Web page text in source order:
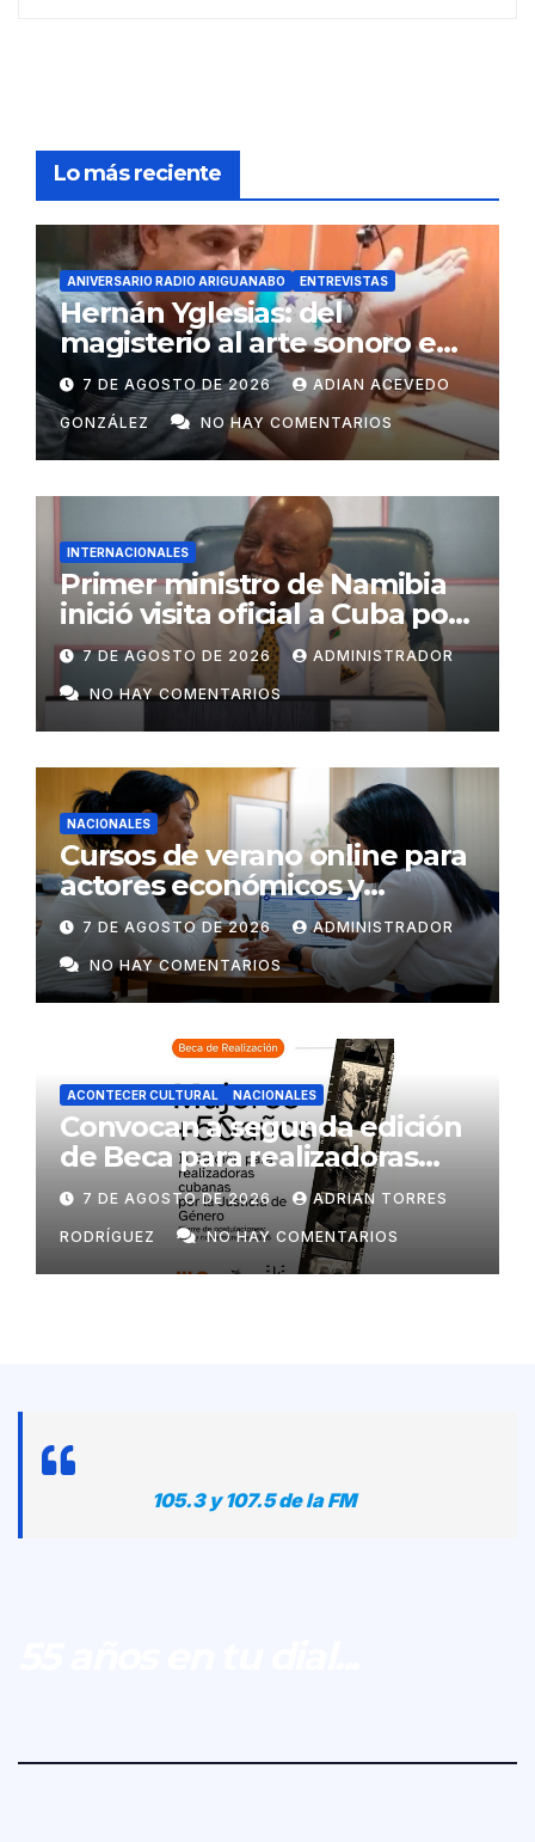
Lo más reciente
ANIVERSARIO RADIO ARIGUANABO ENTREVISTAS
Hernán Yglesias: del
magisterio al arte sonoro en
Radio Ariguanabo
7 DE AGOSTO DE 2026 ADIAN ACEVEDO
GONZÁLEZ NO HAY COMENTARIOS
INTERNACIONALES
Primer ministro de Namibia
inició visita oficial a Cuba por
invitación de Manuel Marrero
7 DE AGOSTO DE 2026 ADMINISTRADOR
NO HAY COMENTARIOS
NACIONALES
Cursos de verano online para
actores económicos y
estatales
7 DE AGOSTO DE 2026 ADMINISTRADOR
NO HAY COMENTARIOS
ACONTECER CULTURAL NACIONALES
Convocan a segunda edición
de Beca para realizadoras
mayores de 50 años
7 DE AGOSTO DE 2026 ADRIAN TORRES
RODRÍGUEZ NO HAY COMENTARIOS
105.3 y 107.5 de la FM